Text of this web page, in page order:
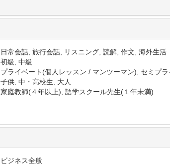
日常会話, 旅行会話, リスニング, 読解, 作文, 海外生活
初級, 中級
プライベート(個人レッスン / マンツーマン), セミプラ
子供, 中・高校生, 大人
家庭教師(４年以上), 語学スクール先生(１年未満)
ビジネス全般